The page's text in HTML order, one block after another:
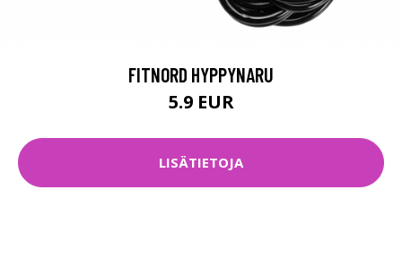
FITNORD HYPPYNARU
5.9 EUR
LISÄTIETOJA